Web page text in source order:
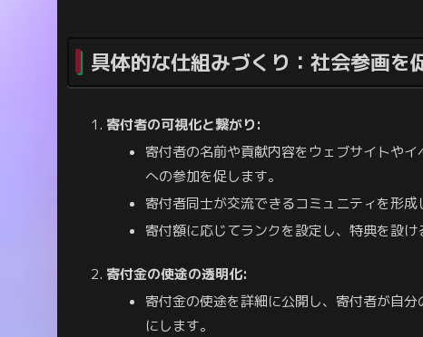
具体的な仕組みづくり：社会参画を
寄付者の可視化と繋がり:
寄付者の名前や貢献内容をウェブサイトや
への参加を促します。
寄付者同士が交流できるコミュニティを形成
寄付額に応じてランクを設定し、特典を設け
寄付金の使途の透明化:
寄付金の使途を詳細に公開し、寄付者が自
にします。